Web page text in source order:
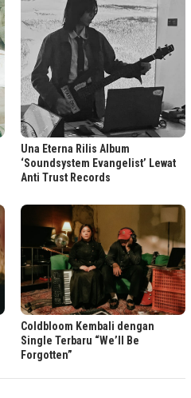
Una Eterna Rilis Album
‘Soundsystem Evangelist’ Lewat
Anti Trust Records
Coldbloom Kembali dengan
Single Terbaru “We’ll Be
Forgotten”